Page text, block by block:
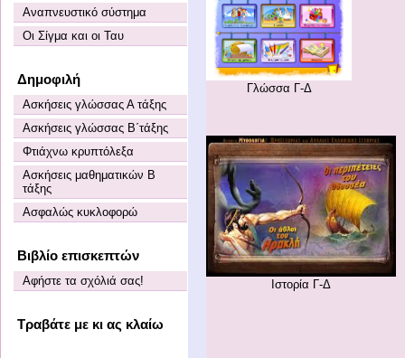
Αναπνευστικό σύστημα
Οι Σίγμα και οι Ταυ
Δημοφιλή
Ασκήσεις γλώσσας Α τάξης
Ασκήσεις γλώσσας Β΄τάξης
Φτιάχνω κρυπτόλεξα
Ασκήσεις μαθηματικών Β
τάξης
Ασφαλώς κυκλοφορώ
Βιβλίο επισκεπτών
Αφήστε τα σχόλιά σας!
Τραβάτε με κι ας κλαίω
Γλώσσα Γ-Δ
Ιστορία Γ-Δ